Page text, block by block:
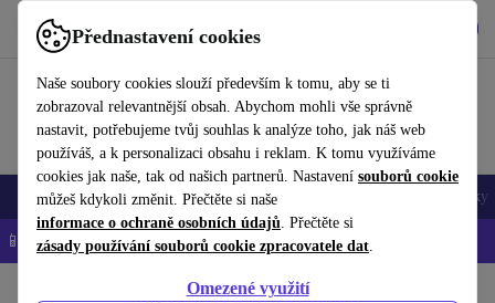
Přednastavení cookies
Naše soubory cookies slouží především k tomu, aby se ti
zobrazoval relevantnější obsah. Abychom mohli vše správně
nastavit, potřebujeme tvůj souhlas k analýze toho, jak náš web
používáš, a k personalizaci obsahu i reklam. K tomu využíváme
cookies jak naše, tak od našich partnerů. Nastavení souborů cookie
můžeš kdykoli změnit. Přečtěte si naše
informace o ochraně osobních údajů. Přečtěte si
zásady používání souborů cookie zpracovatele dat.
Omezené využití
Používejte refurbed rychle a snadno
Mobily a smartphony Notebooky Tablety Doplňky
📱 -5 % NAVÍC na všechny iPhony – kód: IPHONEDEAL-
Mobily a smartphony Mobily Samsung Galaxy